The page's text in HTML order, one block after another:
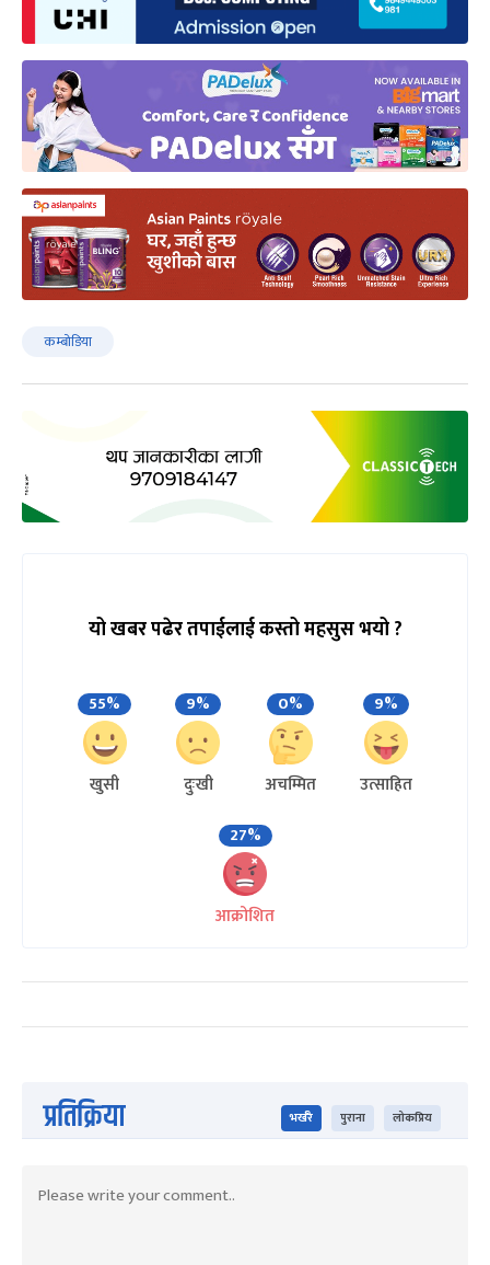
कम्बोडिया
यो खबर पढेर तपाईलाई कस्तो महसुस भयो ?
55%
खुसी
9%
दुःखी
0%
अचम्मित
9%
उत्साहित
27%
आक्रोशित
प्रतिक्रिया भर्खरै पुराना लोकप्रिय